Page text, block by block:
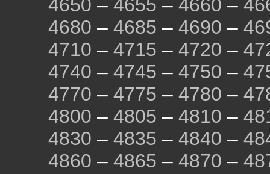
4650 – 4655 – 4660 –
4680 – 4685 – 4690 –
4710 – 4715 – 4720 –
4740 – 4745 – 4750 –
4770 – 4775 – 4780 –
4800 – 4805 – 4810 –
4830 – 4835 – 4840 –
4860 – 4865 – 4870 –